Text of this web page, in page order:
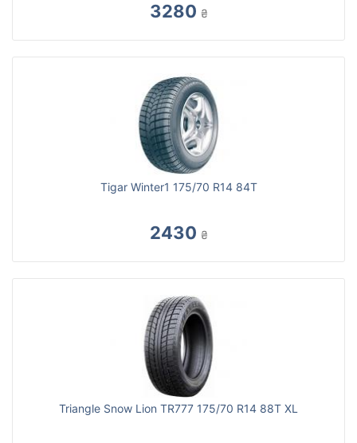
3280 ₴
Tigar Winter1 175/70 R14 84T
2430 ₴
Triangle Snow Lion TR777 175/70 R14 88T XL